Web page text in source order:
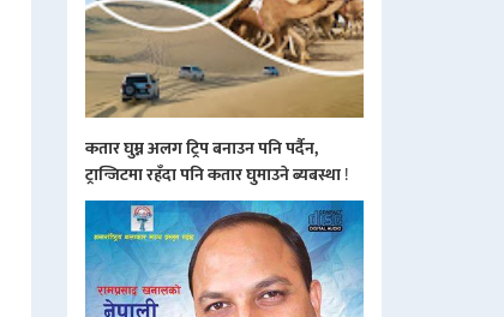
कतार घुम्न अलग ट्रिप बनाउन पनि पर्दैन,
ट्रान्जिटमा रहँदा पनि कतार घुमाउने ब्यबस्था!